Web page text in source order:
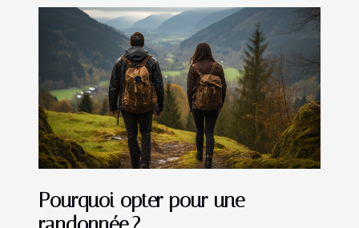
Pourquoi opter pour une